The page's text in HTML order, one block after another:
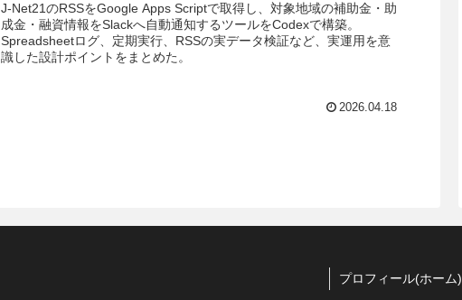
J-Net21のRSSをGoogle Apps Scriptで取得し、対象地域の補助金・助
成金・融資情報をSlackへ自動通知するツールをCodexで構築。
Spreadsheetログ、定期実行、RSSの実データ検証など、実運用を意
識した設計ポイントをまとめた。
2026.04.18
プロフィール(ホーム)